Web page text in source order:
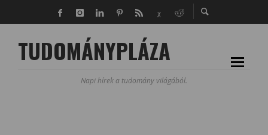
TUDOMÁNYPLÁZA
Napi hírek a tudomány világából.